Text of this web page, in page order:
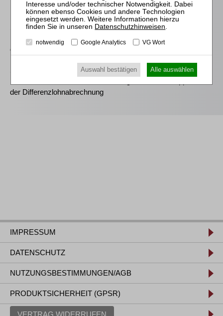
Berufsrecht der Insolvenzverwalter
16.09.2026
Mitarbeiter-Webinar Herausforderungen und Praxistipps bei
der Differenzlohnabrechnung
der Differenzlohnabrechnung
IMPRESSUM
DATENSCHUTZ
NUTZUNGSBESTIMMUNGEN/AGB
PRODUKTSICHERHEIT (GPSR)
VERTRAG WIDERRUFEN
Datenschutzhinweisen.
notwendig Google Analytics VG Wort
Auswahl bestätigen Alle auswählen